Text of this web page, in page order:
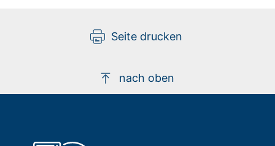
Seite drucken
nach oben